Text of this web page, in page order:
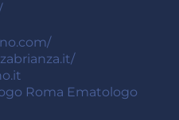
Roma Ematologo